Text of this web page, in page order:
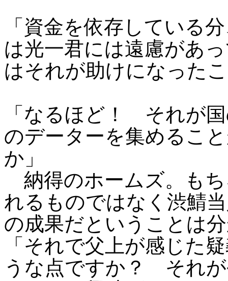
「資金を依存している
は光一君には遠慮があ
はそれが助けになった
「なるほど！ それが
のデーターを集めるこ
か」
納得のホームズ。も
れるものではなく渋鯖
の成果だということは
「それで父上が感じた
うな点ですか？ それ